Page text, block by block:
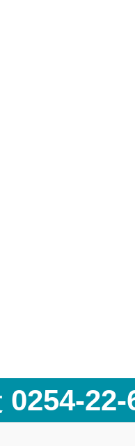
0254-22-